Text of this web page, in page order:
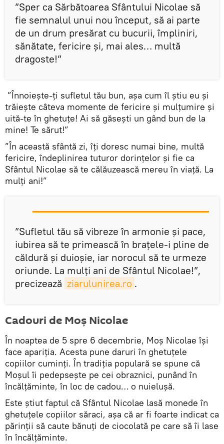
”Sper ca Sărbătoarea Sfântului Nicolae să
fie semnalul unui nou început, să ai parte
de un drum presărat cu bucurii, împliniri,
sănătate, fericire și, mai ales… multă
dragoste!”
”Înnoiește-ți sufletul tău bun, așa cum îl știu eu și
trăiește câteva momente de fericire și mulțumire și
uită-te în ghetuțe! Ai să găsești un gând bun de la
mine! Te sărut!”
”În această sfântă zi, îți doresc numai bine, multă
fericire, îndeplinirea tuturor dorințelor și fie ca
Sfântul Nicolae să te călăuzească mereu în viață. La
mulți ani!”
”Sufletul tău să vibreze în armonie și pace,
iubirea să te primească în brațele-i pline de
căldură și duioșie, iar norocul să te urmeze
oriunde. La mulți ani de Sfântul Nicolae!”,
precizează ziarulunirea.ro .
Cadouri de Moș Nicolae
În noaptea de 5 spre 6 decembrie, Moș Nicolae își
face apariția. Acesta pune daruri în ghetuțele
copiilor cuminți. În tradiția populară se spune că
Moșul îi pedepsește pe cei obraznici, punând în
încălțăminte, în loc de cadou… o nuielușă.
Este știut faptul că Sfântul Nicolae lasă monede în
ghetuțele copiilor săraci, așa că ar fi foarte indicat ca
părinții să caute bănuți de ciocolată pe care să îi lase
în încălțăminte.